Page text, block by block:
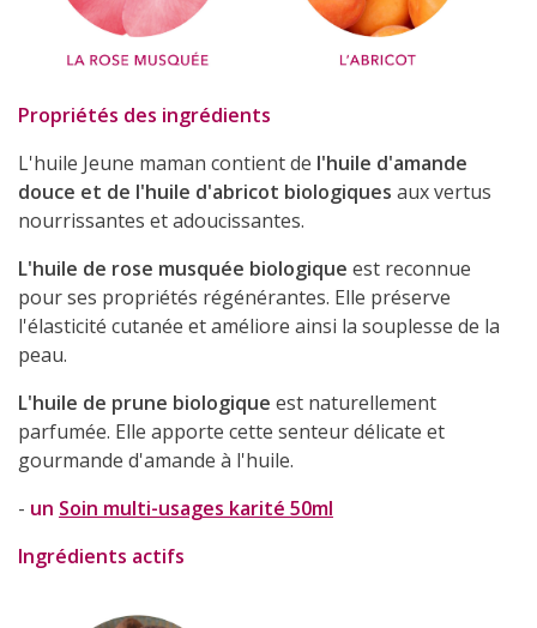
Propriétés des ingrédients
L'huile Jeune maman contient de l'huile d'amande
douce et de l'huile d'abricot biologiques aux vertus
nourrissantes et adoucissantes.
L'huile de rose musquée biologique est reconnue
pour ses propriétés régénérantes. Elle préserve
l'élasticité cutanée et améliore ainsi la souplesse de la
peau.
L'huile de prune biologique est naturellement
parfumée. Elle apporte cette senteur délicate et
gourmande d'amande à l'huile.
- un Soin multi-usages karité 50ml
Ingrédients actifs